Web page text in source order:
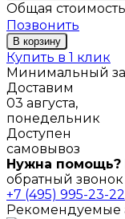
Общая стоимость
Позвонить
В корзину
Купить в 1 клик
Минимальный
Доставим
03 августа,
понедельник
Доступен
самовывоз
Нужна помощь?
обратный звонок
+7 (495) 995-23-22
Рекомендуемые